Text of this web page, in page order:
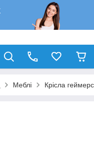
Меблі Крісла